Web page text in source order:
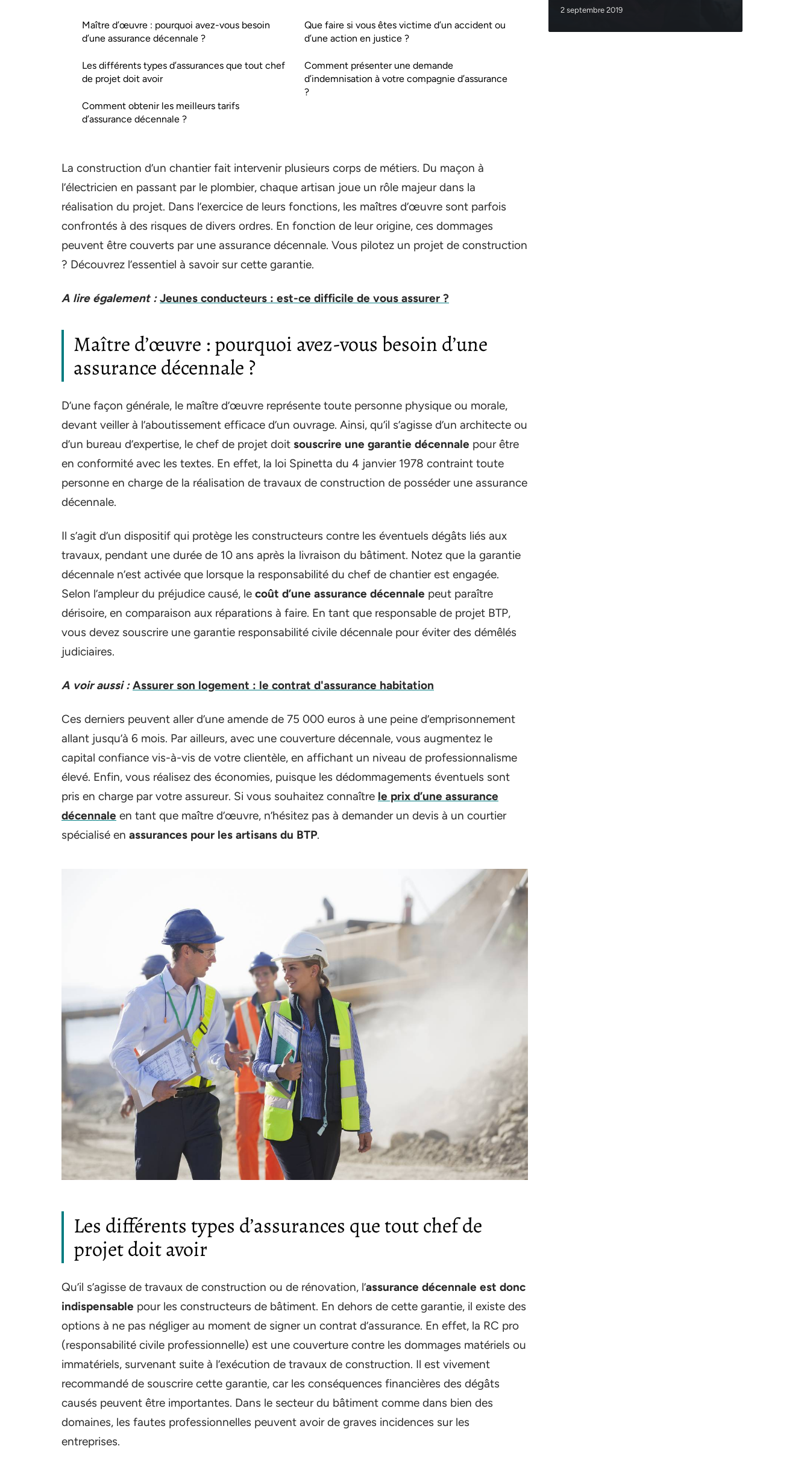
Maître d’œuvre : pourquoi avez-vous besoin
d’une assurance décennale ?
Les différents types d’assurances que tout chef
de projet doit avoir
Comment obtenir les meilleurs tarifs
d’assurance décennale ?
Que faire si vous êtes victime d’un accident ou
d’une action en justice ?
Comment présenter une demande
d’indemnisation à votre compagnie d’assurance
?
La construction d’un chantier fait intervenir plusieurs corps de métiers. Du maçon à
l’électricien en passant par le plombier, chaque artisan joue un rôle majeur dans la
réalisation du projet. Dans l’exercice de leurs fonctions, les maîtres d’œuvre sont parfois
confrontés à des risques de divers ordres. En fonction de leur origine, ces dommages
peuvent être couverts par une assurance décennale. Vous pilotez un projet de construction
? Découvrez l’essentiel à savoir sur cette garantie.
A lire également : Jeunes conducteurs : est-ce difficile de vous assurer ?
Maître d’œuvre : pourquoi avez-vous besoin d’une
assurance décennale ?
D’une façon générale, le maître d’œuvre représente toute personne physique ou morale,
devant veiller à l’aboutissement efficace d’un ouvrage. Ainsi, qu’il s’agisse d’un architecte ou
d’un bureau d’expertise, le chef de projet doit souscrire une garantie décennale pour être
en conformité avec les textes. En effet, la loi Spinetta du 4 janvier 1978 contraint toute
personne en charge de la réalisation de travaux de construction de posséder une assurance
décennale.
Il s’agit d’un dispositif qui protège les constructeurs contre les éventuels dégâts liés aux
travaux, pendant une durée de 10 ans après la livraison du bâtiment. Notez que la garantie
décennale n’est activée que lorsque la responsabilité du chef de chantier est engagée.
Selon l’ampleur du préjudice causé, le coût d’une assurance décennale peut paraître
dérisoire, en comparaison aux réparations à faire. En tant que responsable de projet BTP,
vous devez souscrire une garantie responsabilité civile décennale pour éviter des démêlés
judiciaires.
A voir aussi : Assurer son logement : le contrat d'assurance habitation
Ces derniers peuvent aller d’une amende de 75 000 euros à une peine d’emprisonnement
allant jusqu’à 6 mois. Par ailleurs, avec une couverture décennale, vous augmentez le
capital confiance vis-à-vis de votre clientèle, en affichant un niveau de professionnalisme
élevé. Enfin, vous réalisez des économies, puisque les dédommagements éventuels sont
pris en charge par votre assureur. Si vous souhaitez connaître le prix d’une assurance
décennale en tant que maître d’œuvre, n’hésitez pas à demander un devis à un courtier
spécialisé en assurances pour les artisans du BTP.
Les différents types d’assurances que tout chef de
projet doit avoir
Qu’il s’agisse de travaux de construction ou de rénovation, l’assurance décennale est donc
indispensable pour les constructeurs de bâtiment. En dehors de cette garantie, il existe des
options à ne pas négliger au moment de signer un contrat d’assurance. En effet, la RC pro
(responsabilité civile professionnelle) est une couverture contre les dommages matériels ou
immatériels, survenant suite à l’exécution de travaux de construction. Il est vivement
recommandé de souscrire cette garantie, car les conséquences financières des dégâts
causés peuvent être importantes. Dans le secteur du bâtiment comme dans bien des
domaines, les fautes professionnelles peuvent avoir de graves incidences sur les
entreprises.
2 septembre 2019